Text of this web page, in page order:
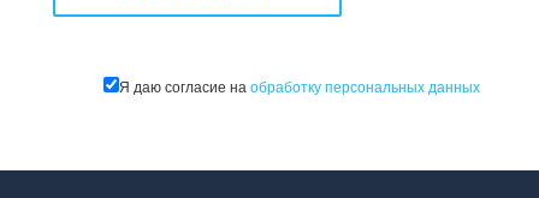
Я даю согласие на обработку персональных данных